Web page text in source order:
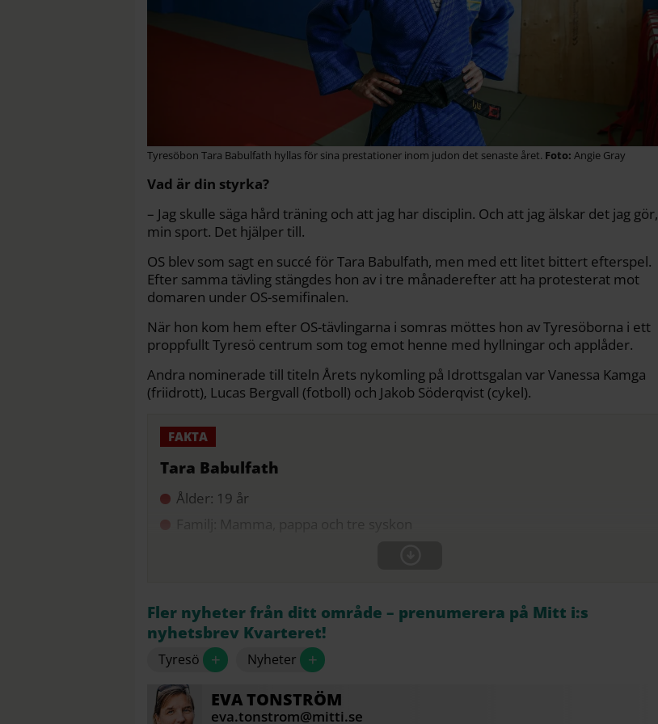
Tyresöbon Tara Babulfath hyllas för sina prestationer inom judon det senaste året. Angie Gray
Vad är din styrka?
– Jag skulle säga hård träning och att jag har disciplin. Och att jag älskar det jag gör,
min sport. Det hjälper till.
OS blev som sagt en succé för Tara Babulfath, men med ett litet bittert efterspel.
Efter samma tävling stängdes hon av i tre månaderefter att ha protesterat mot
domaren under OS-semifinalen.
När hon kom hem efter OS-tävlingarna i somras möttes hon av Tyresöborna i ett
proppfullt Tyresö centrum som tog emot henne med hyllningar och applåder.
Andra nominerade till titeln Årets nykomling på Idrottsgalan var Vanessa Kamga
(friidrott), Lucas Bergvall (fotboll) och Jakob Söderqvist (cykel).
Tara Babulfath
Ålder: 19 år
Familj: Mamma, pappa och tre syskon
Fler nyheter från ditt område – prenumerera på Mitt i:s
nyhetsbrev Kvarteret!
Tyresö + Nyheter +
EVATONSTRÖM
eva.tonstrom@mitti.se